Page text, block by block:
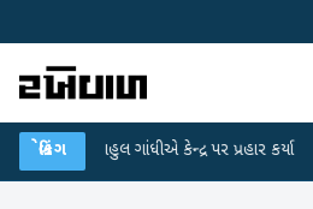
બ્રેકિંગ
પર રાહુલ ગાંધીએ કેન્દ્ર પર પ્રહાર કર્યા ●